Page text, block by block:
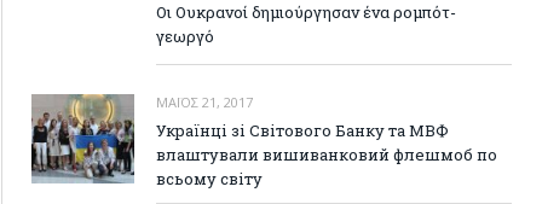
Οι Ουκρανοί δημιούργησαν ένα ρομπότ-
γεωργό
ΜΆΙΟΣ 21, 2017
Українці зі Світового Банку та МВФ
влаштували вишиванковий флешмоб по
всьому світу